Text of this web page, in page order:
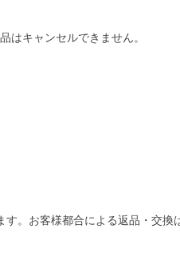
はキャンセルできません。
。お客様都合による返品・交換